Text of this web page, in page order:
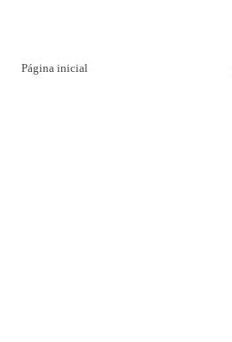
Página inicial